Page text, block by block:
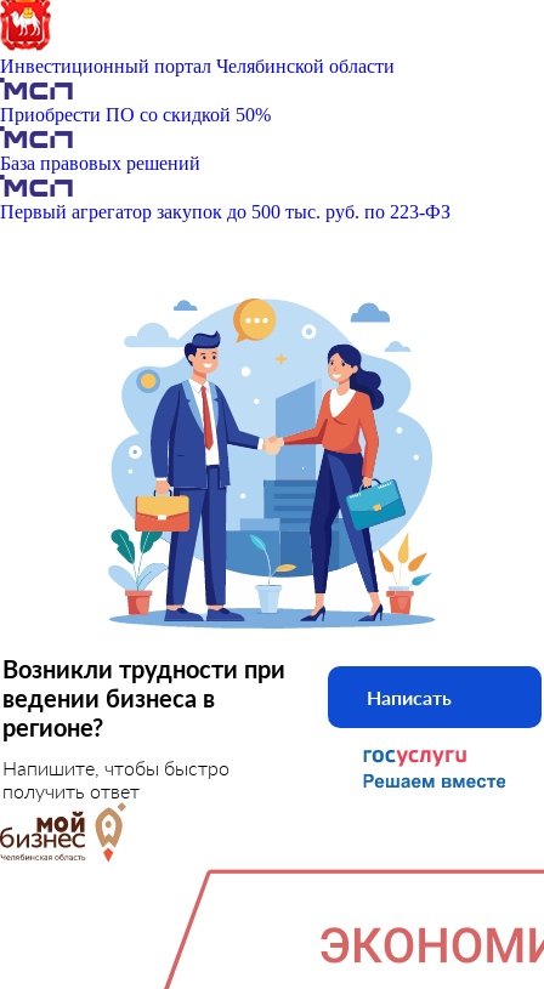
Инвестиционный портал Челябинской области
Приобрести ПО со скидкой 50%
База правовых решений
Первый агрегатор закупок до 500 тыс. руб. по 223-ФЗ
Возникли трудности при
ведении бизнеса в
регионе?
Напишите, чтобы быстро
получить ответ
Написать